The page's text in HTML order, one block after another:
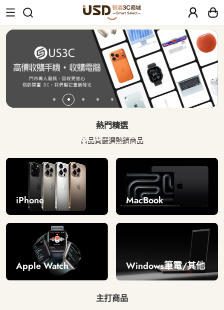
USD 智選二手3C商城｜【30天安心
熱門精選
高品質嚴選熱銷商品
iPhone MacBook
Apple Watch Windows筆電/其他
主打商品